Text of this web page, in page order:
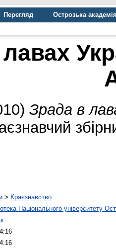
Перегляд
Острозька
Зрада в
> Краєзнавство
Національного університету